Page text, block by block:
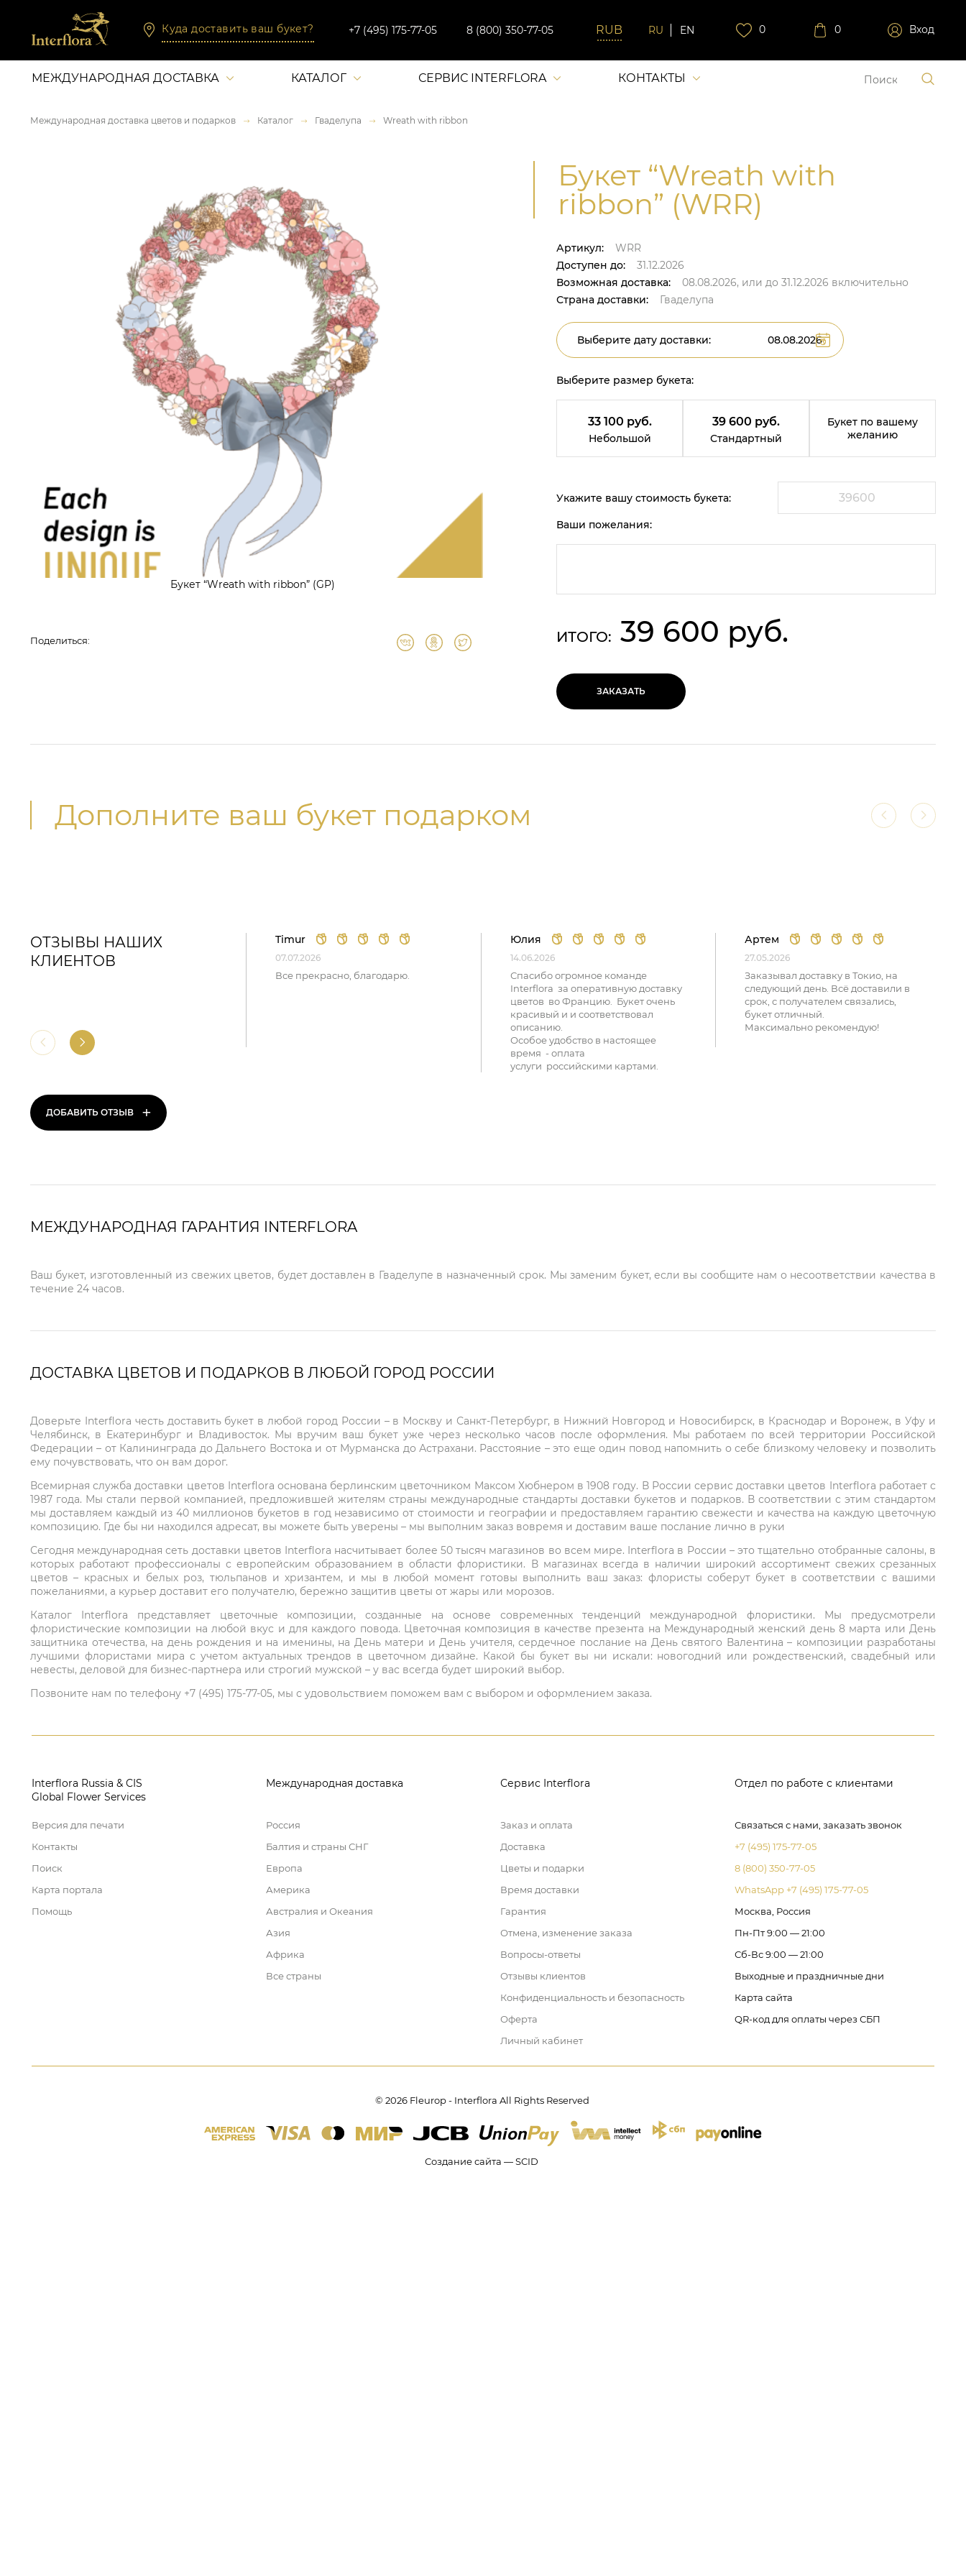
Куда доставить ваш букет? +7 (495) 175-77-05 8 (800) 350-77-05 RU EN 0 0 Вход
МЕЖДУНАРОДНАЯ ДОСТАВКА КАТАЛОГ СЕРВИС INTERFLORA КОНТАКТЫ
Международная доставка цветов и подарков Каталог Гваделупа Wreath with ribbon
Букет “Wreath with ribbon” (GP)
Поделиться:
Букет “Wreath with
ribbon” (WRR)
Артикул:
WRR
Доступен до:
31.12.2026
Возможная доставка:
08.08.2026, или до 31.12.2026 включительно
Страна доставки:
Гваделупа
Выберите дату доставки:
Выберите размер букета:
33 100 руб.
Небольшой
39 600 руб.
Стандартный
Букет по вашему
желанию
Укажите вашу стоимость букета:
Ваши пожелания:
ИТОГО: 39 600 руб.
ЗАКАЗАТЬ
Дополните ваш букет подарком
ОТЗЫВЫ НАШИХ
КЛИЕНТОВ
ДОБАВИТЬ ОТЗЫВ +
Timur
07.07.2026
Все прекрасно, благодарю.
Юлия
14.06.2026
Спасибо огромное команде
Interflora за оперативную доставку
цветов во Францию. Букет очень
красивый и и соответствовал
описанию.
Особое удобство в настоящее
время - оплата
услуги российскими картами.
Артем
27.05.2026
Заказывал доставку в Токио, на
следующий день. Всё доставили в
срок, с получателем связались,
букет отличный.
Максимально рекомендую!
МЕЖДУНАРОДНАЯ ГАРАНТИЯ INTERFLORA
Ваш букет, изготовленный из свежих цветов, будет доставлен в Гваделупе в назначенный срок. Мы заменим букет, если вы сообщите нам о несоответствии качества в
течение 24 часов.
ДОСТАВКА ЦВЕТОВ И ПОДАРКОВ В ЛЮБОЙ ГОРОД РОССИИ
Доверьте Interflora честь доставить букет в любой город России – в Москву и Санкт-Петербург, в Нижний Новгород и Новосибирск, в Краснодар и Воронеж, в Уфу и
Челябинск, в Екатеринбург и Владивосток. Мы вручим ваш букет уже через несколько часов после оформления. Мы работаем по всей территории Российской
Федерации – от Калининграда до Дальнего Востока и от Мурманска до Астрахани. Расстояние – это еще один повод напомнить о себе близкому человеку и позволить
ему почувствовать, что он вам дорог.
Всемирная служба доставки цветов Interflora основана берлинским цветочником Максом Хюбнером в 1908 году. В России сервис доставки цветов Interflora работает с
1987 года. Мы стали первой компанией, предложившей жителям страны международные стандарты доставки букетов и подарков. В соответствии с этим стандартом
мы доставляем каждый из 40 миллионов букетов в год независимо от стоимости и географии и предоставляем гарантию свежести и качества на каждую цветочную
композицию. Где бы ни находился адресат, вы можете быть уверены – мы выполним заказ вовремя и доставим ваше послание лично в руки
Сегодня международная сеть доставки цветов Interflora насчитывает более 50 тысяч магазинов во всем мире. Interflora в России – это тщательно отобранные салоны, в
которых работают профессионалы с европейским образованием в области флористики. В магазинах всегда в наличии широкий ассортимент свежих срезанных
цветов – красных и белых роз, тюльпанов и хризантем, и мы в любой момент готовы выполнить ваш заказ: флористы соберут букет в соответствии с вашими
пожеланиями, а курьер доставит его получателю, бережно защитив цветы от жары или морозов.
Каталог Interflora представляет цветочные композиции, созданные на основе современных тенденций международной флористики. Мы предусмотрели
флористические композиции на любой вкус и для каждого повода. Цветочная композиция в качестве презента на Международный женский день 8 марта или День
защитника отечества, на день рождения и на именины, на День матери и День учителя, сердечное послание на День святого Валентина – композиции разработаны
лучшими флористами мира с учетом актуальных трендов в цветочном дизайне. Какой бы букет вы ни искали: новогодний или рождественский, свадебный или
невесты, деловой для бизнес-партнера или строгий мужской – у вас всегда будет широкий выбор.
Позвоните нам по телефону +7 (495) 175-77-05, мы с удовольствием поможем вам с выбором и оформлением заказа.
Interflora Russia & CIS
Global Flower Services
Версия для печати
Контакты
Поиск
Карта портала
Помощь
Международная доставка
Россия
Балтия и страны СНГ
Европа
Америка
Австралия и Океания
Азия
Африка
Все страны
Сервис Interflora
Заказ и оплата
Доставка
Цветы и подарки
Время доставки
Гарантия
Отмена, изменение заказа
Вопросы-ответы
Отзывы клиентов
Конфиденциальность и безопасность
Оферта
Личный кабинет
Отдел по работе с клиентами
Связаться с нами, заказать звонок
+7 (495) 175-77-05
8 (800) 350-77-05
WhatsApp +7 (495) 175-77-05
Москва, Россия
Пн-Пт 9:00 — 21:00
Сб-Вс 9:00 — 21:00
Выходные и праздничные дни
Карта сайта
QR-код для оплаты через СБП
© 2026 Fleurop - Interflora All Rights Reserved
Создание сайта — SCID